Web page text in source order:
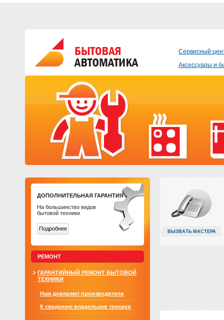
Сервисный
Аксессуары и
ДОПОЛНИТЕЛЬНАЯ ГАРАНТИЯ
На большинство видов
бытовой техники
Подробнее
РЕМОНТ
ГАРАНТИЙНЫЙ РЕМОНТ БЫТОВОЙ
ТЕХНИКИ
Нам доверяют производители
К сведению владельцев техники
ВЫЗВАТЬ МАСТЕРА